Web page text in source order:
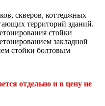
скверов, коттеджных
территорий зданий.
стойки
закладной
стойки болтовым
отдельно и в цену не